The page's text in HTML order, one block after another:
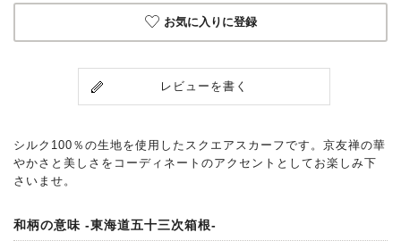
お気に入りに登録
レビューを書く
シルク100％の生地を使用したスクエアスカーフです。京友禅の華
やかさと美しさをコーディネートのアクセントとしてお楽しみ下
さいませ。
和柄の意味 -東海道五十三次箱根-